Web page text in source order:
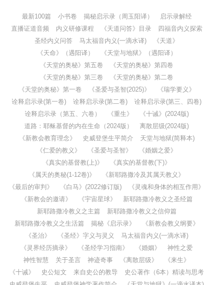
最新100篇 小书卷 揭秘启示录（周玉阳译）
启示录解经
直播证道音频
内义研修课程 《天道问答》目录
四福音内义探索
圣经内义问答
马太福音内义(一滴水译)
《天道》
《天命》（遇阳译）
《天堂与地狱》（遇阳译）
《天堂的奥秘》第五卷
《天堂的奥秘》第四卷
《天堂的奥秘》第三卷
《天堂的奥秘》第二卷
《天堂的奥秘》第一卷
《圣爱与圣智(2025)》
《瑞学要义》
诠释启示录(第一卷)
诠释启示录(第二卷)
诠释启示录(第三、四卷)
诠释启示录（第五、六卷）
《重生》
《十诫》(2024版)
道路：耶稣基督的内在生命（2024版）
离散层级(2024版)
《新教会教育理念》
史威登堡生平简介
天堂与地狱(简释本)
《仁爱的教义》
《圣爱与圣智》
《婚姻之爱》
《真实的基督教(上)》
《真实的基督教(下)》
《属天的奥秘(1-12卷)》
《新耶路撒冷及其属天教义》
《最后的审判》
《白马》(2022修订版)
《灵魂和身体的相互作用》
《新教会的邀请》
《宇宙星球》
新耶路撒冷教义之圣经篇
新耶路撒冷教义之主篇
新耶路撒冷教义之信仰篇
新耶路撒冷教义之生活篇
揭秘《启示录》
《新教会教义纲要》
《圣治》
《圣经》字义与灵义
马太福音内义(一滴水译)
《灵界经历摘录》
《圣经学习指南》 《婚姻》
神性之爱
神性智慧
关于圣言 神迹奇事 《离散层级》
《来生》
《十诫》
史公短文 来自史公的教导
史公著作（6本）精读与思考